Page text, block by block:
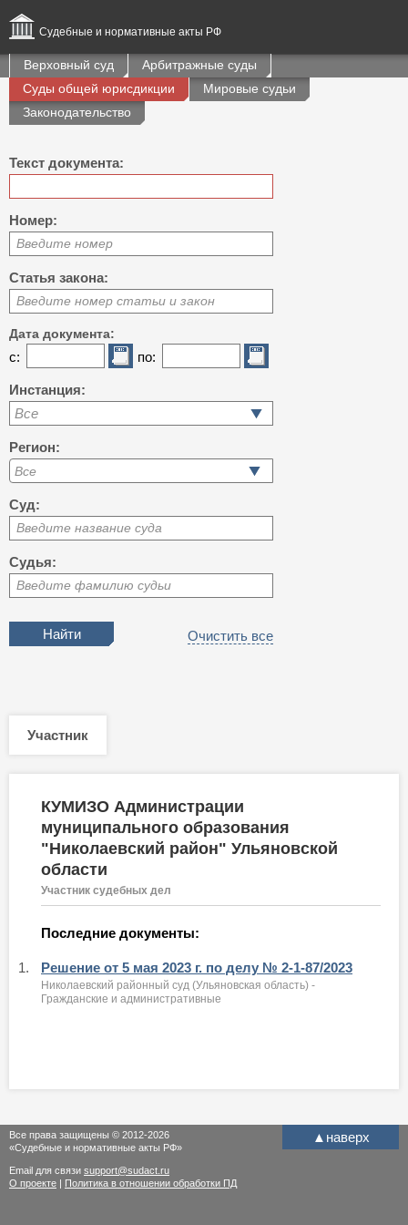
Судебные и нормативные акты РФ
Верховный суд
Арбитражные суды
Суды общей юрисдикции
Мировые судьи
Законодательство
Текст документа:
Номер:
Введите номер
Статья закона:
Введите номер статьи и закон
Дата документа:
с: по:
Инстанция:
Все
Регион:
Суд:
Введите название суда
Судья:
Введите фамилию судьи
Очистить все
Участник
КУМИЗО Администрации
муниципального образования
"Николаевский район" Ульяновской
области
Участник судебных дел
Последние документы:
1. Решение от 5 мая 2023 г. по делу № 2-1-87/2023
Николаевский районный суд (Ульяновская область) -
Гражданские и административные
▲ наверх
Все права защищены © 2012-2026
«Судебные и нормативные акты РФ»
Email для связи support@sudact.ru
О проекте | Политика в отношении обработки ПД